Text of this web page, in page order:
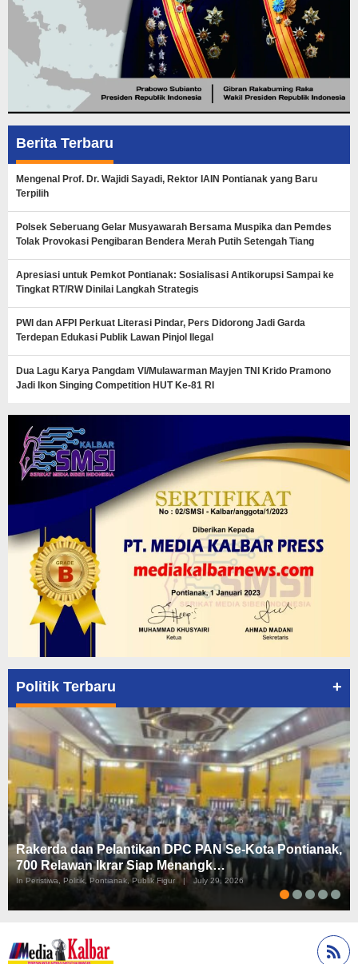
Berita Terbaru
Mengenal Prof. Dr. Wajidi Sayadi, Rektor IAIN Pontianak yang Baru
Terpilih
Polsek Seberuang Gelar Musyawarah Bersama Muspika dan Pemdes
Tolak Provokasi Pengibaran Bendera Merah Putih Setengah Tiang
Apresiasi untuk Pemkot Pontianak: Sosialisasi Antikorupsi Sampai ke
Tingkat RT/RW Dinilai Langkah Strategis
PWI dan AFPI Perkuat Literasi Pindar, Pers Didorong Jadi Garda
Terdepan Edukasi Publik Lawan Pinjol Ilegal
Dua Lagu Karya Pangdam VI/Mulawarman Mayjen TNI Krido Pramono
Jadi Ikon Singing Competition HUT Ke-81 RI
Politik Terbaru +
Rakerda dan Pelantikan DPC PAN Se-Kota Pontianak,
700 Relawan Ikrar Siap Menangk…
In Peristiwa, Politik, Pontianak, Publik Figur | July 29, 2026